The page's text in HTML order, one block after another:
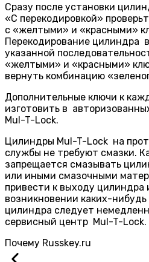
Сразу после установки
«С перекодировкой»
с «желтыми» и «красными»
Перекодирование цилиндра
указанной
«желтыми» и «красными»
вернуть комбинацию
Дополнительные ключи к
изготовить в
Mul-T-Lock.
Цилиндры Mul-T-Lock на
службы не требуют смазки.
запрещается смазывать
или иными смазочными
привести к выходу цилиндра
возникновении каких-
цилиндра следует
сервисный центр Mul-T-Lock.
Почему Russkey.ru